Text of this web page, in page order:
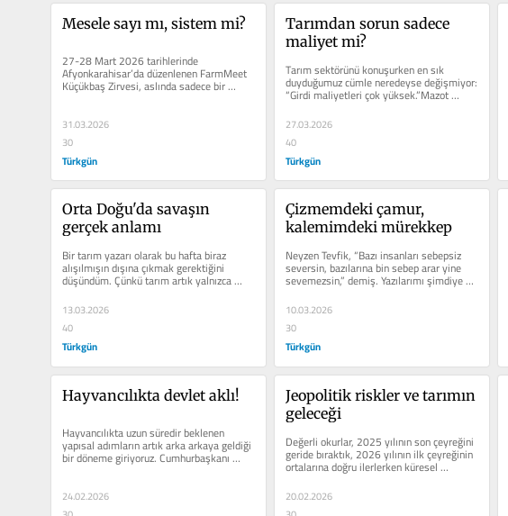
Mesele sayı mı, sistem mi?
27-28 Mart 2026 tarihlerinde
Afyonkarahisar’da düzenlenen FarmMeet
Küçükbaş Zirvesi, aslında sadece bir
toplantı değil… Sektörün bugününü...
31.03.2026
30
Türkgün
Tarımdan sorun sadece
maliyet mi?
Tarım sektörünü konuşurken en sık
duyduğumuz cümle neredeyse değişmiyor:
“Girdi maliyetleri çok yüksek.”Mazot
pahalı, gübre pahal...
27.03.2026
40
Türkgün
Orta Doğu'da savaşın
gerçek anlamı
Bir tarım yazarı olarak bu hafta biraz
alışılmışın dışına çıkmak gerektiğini
düşündüm. Çünkü tarım artık yalnızca
tarlada,...
13.03.2026
40
Türkgün
Çizmemdeki çamur,
kalemimdeki mürekkep
Neyzen Tevfik, “Bazı insanları sebepsiz
seversin, bazılarına bin sebep arar yine
sevemezsin,” demiş. Yazılarımı şimdiye
kadar neden...
10.03.2026
30
Türkgün
Hayvancılıkta devlet aklı!
Hayvancılıkta uzun süredir beklenen
yapısal adımların artık arka arkaya geldiği
bir döneme giriyoruz. Cumhurbaşkanı
Recep Tayyip...
24.02.2026
Jeopolitik riskler ve tarımın
geleceği
Değerli okurlar, 2025 yılının son çeyreğini
geride bıraktık, 2026 yılının ilk çeyreğinin
ortalarına doğru ilerlerken küresel
20.02.2026